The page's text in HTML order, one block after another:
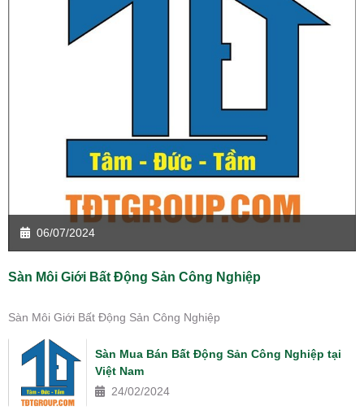
06/07/2024
Sàn Môi Giới Bất Động Sản Công Nghiệp
Sàn Môi Giới Bất Động Sản Công Nghiệp
Sàn Mua Bán Bất Động Sản Công Nghiệp tại
Việt Nam
24/02/2024